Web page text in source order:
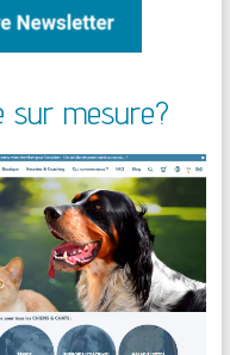
sur mesure?